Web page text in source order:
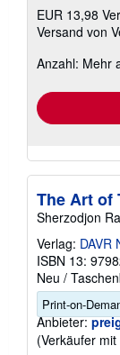
EUR 13,98
Versand von
Anzahl: Mehr
The Art of
Sherzodjon
Verlag: DAVR
ISBN 13:
Neu /
Print-on-
Anbieter:
(Verkäufer